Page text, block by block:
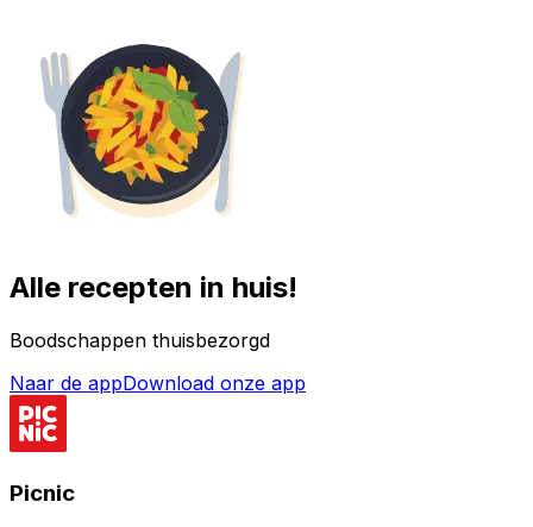
Alle recepten in huis!
Boodschappen thuisbezorgd
Naar de appDownload onze app
Picnic